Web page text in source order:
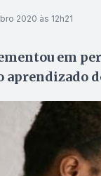
2020 às 12h21
em
aprendizado